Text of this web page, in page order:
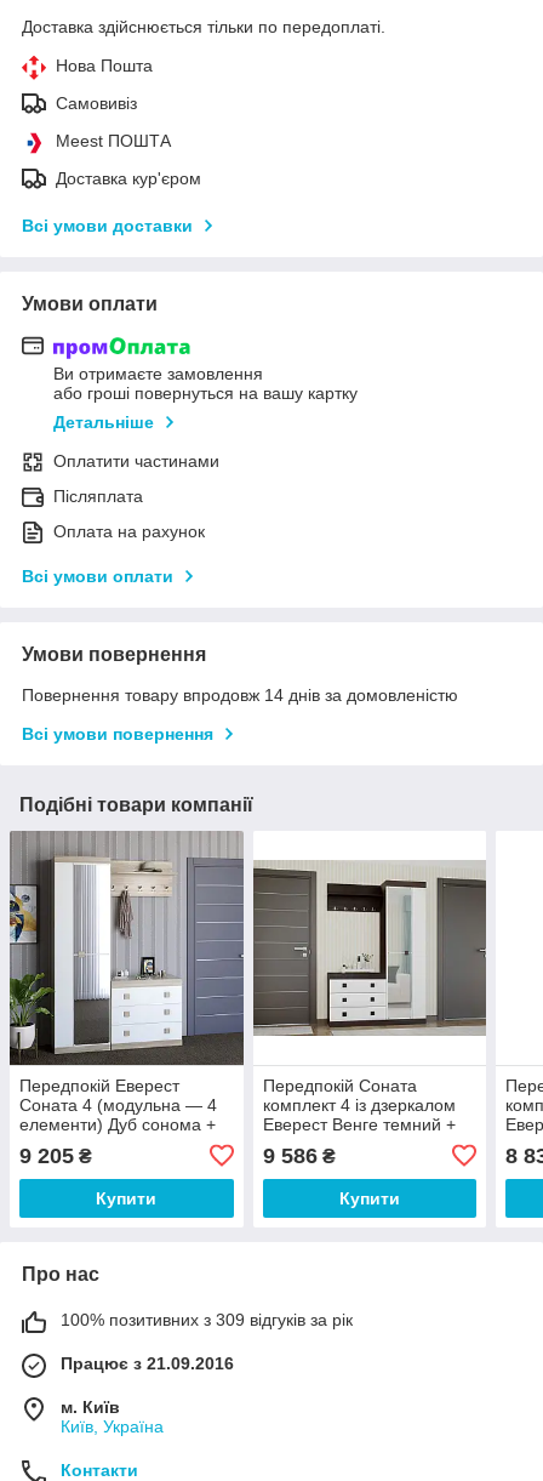
Доставка здійснюється тільки по передоплаті.
Нова Пошта
Самовивіз
Meest ПОШТА
Доставка кур'єром
Всі умови доставки
Умови оплати
Ви отримаєте замовлення
або гроші повернуться на вашу картку
Детальніше
Оплатити частинами
Післяплата
Оплата на рахунок
Всі умови оплати
Умови повернення
Повернення товару впродовж 14 днів за домовленістю
Всі умови повернення
Подібні товари компанії
Передпокій Еверест
Соната 4 (модульна — 4
елементи) Дуб сонома +
9 205 ₴
Купити
Передпокій Соната
комплект 4 із дзеркалом
Еверест Венге темний +
9 586₴
Купити
8
Про нас
100% позитивних з 309 відгуків за рік
Працює з 21.09.2016
м. Київ
Київ, Україна
Контакти